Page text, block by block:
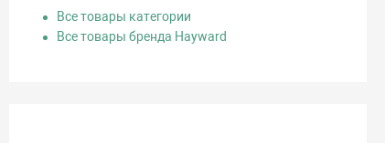
Все товары категории
Все товары бренда Hayward